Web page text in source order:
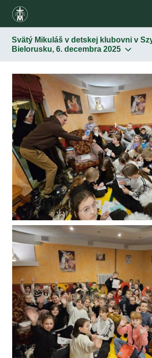
Svätý Mikuláš v detskej klubovni v
Bielorusku, 6. decembra 2025